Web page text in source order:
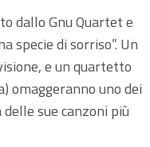
dallo Gnu Quartet e
specie di sorriso”. Un
e un quartetto
omaggeranno uno dei
sue canzoni più